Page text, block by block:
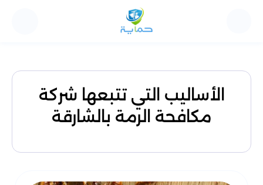
الأساليب التي تتبعها شركة
مكافحة الرمة بالشارقة